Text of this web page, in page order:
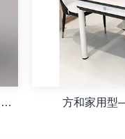
高清麻將燈 LED